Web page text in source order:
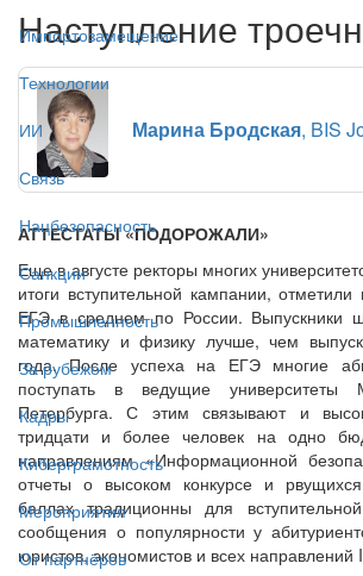
Импортозамещение
Технологии
ИИ
Связь
Нацбезопасность
Санкции
Промышленность
За рубежом
Кадры
Киберграмотность
Мероприятия
От партнёров
Наступление
Марина Бродская, BIS
АТТЕСТАТЫ «ПОДОРОЖАЛИ»
Еще в августе ректоры многих
итоги вступительной кампании,
ЕГЭ в среднем по России. Выпускники
математику и физику лучше, чем
года. После успеха на ЕГЭ многие
поступать в ведущие
Петербурга. С этим связывают и
тридцати и более человек на одно
направлениям «Информационной
отчеты о высоком конкурсе и
баллах традиционны для
сообщения о популярности у
юристов, экономистов и всех направлений